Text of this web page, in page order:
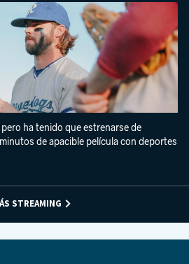
ha tenido que estrenarse de
de apacible película con deportes
STREAMING